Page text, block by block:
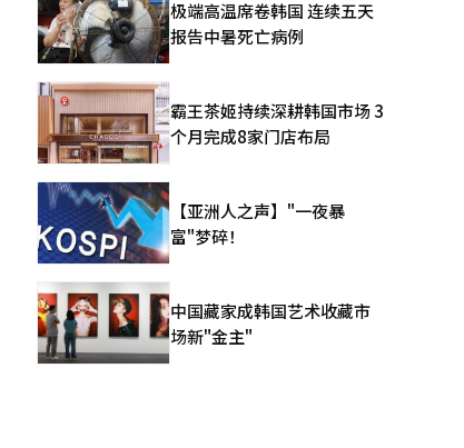
极端高温席卷韩国 连续五天
报告中暑死亡病例
霸王茶姬持续深耕韩国市场 3
个月完成8家门店布局
【亚洲人之声】"一夜暴
富"梦碎！
中国藏家成韩国艺术收藏市
场新"金主"